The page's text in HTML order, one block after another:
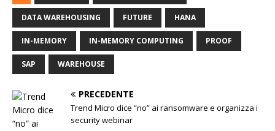
DATA WAREHOUSING FUTURE HANA
IN-MEMORY IN-MEMORY COMPUTING PROOF
SAP WAREHOUSE
PRECEDENTE
Trend Micro dice “no” ai ransomware e organizza i
security webinar